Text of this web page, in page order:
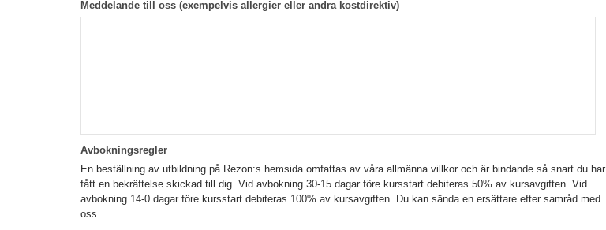
Meddelande till oss (exempelvis allergier eller andra kostdirektiv)
Avbokningsregler
En beställning av utbildning på Rezon:s hemsida omfattas av våra allmänna villkor och är bindande så snart du har
fått en bekräftelse skickad till dig. Vid avbokning 30-15 dagar före kursstart debiteras 50% av kursavgiften. Vid
avbokning 14-0 dagar före kursstart debiteras 100% av kursavgiften. Du kan sända en ersättare efter samråd med
oss.